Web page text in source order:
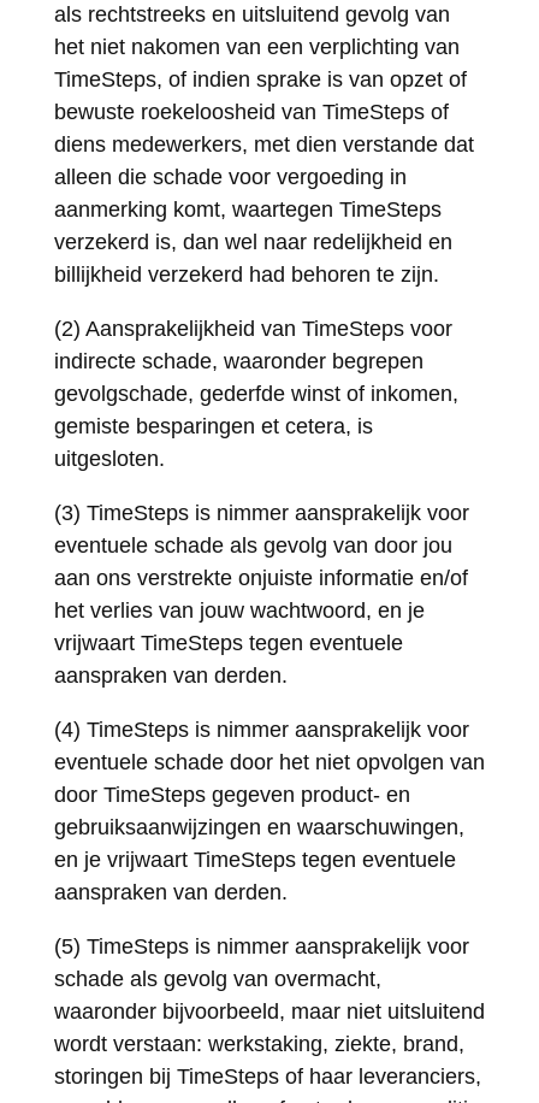
als rechtstreeks en uitsluitend gevolg van
het niet nakomen van een verplichting van
TimeSteps, of indien sprake is van opzet of
bewuste roekeloosheid van TimeSteps of
diens medewerkers, met dien verstande dat
alleen die schade voor vergoeding in
aanmerking komt, waartegen TimeSteps
verzekerd is, dan wel naar redelijkheid en
billijkheid verzekerd had behoren te zijn.
(2) Aansprakelijkheid van TimeSteps voor
indirecte schade, waaronder begrepen
gevolgschade, gederfde winst of inkomen,
gemiste besparingen et cetera, is
uitgesloten.
(3) TimeSteps is nimmer aansprakelijk voor
eventuele schade als gevolg van door jou
aan ons verstrekte onjuiste informatie en/of
het verlies van jouw wachtwoord, en je
vrijwaart TimeSteps tegen eventuele
aanspraken van derden.
(4) TimeSteps is nimmer aansprakelijk voor
eventuele schade door het niet opvolgen van
door TimeSteps gegeven product- en
gebruiksaanwijzingen en waarschuwingen,
en je vrijwaart TimeSteps tegen eventuele
aanspraken van derden.
(5) TimeSteps is nimmer aansprakelijk voor
schade als gevolg van overmacht,
waaronder bijvoorbeeld, maar niet uitsluitend
wordt verstaan: werkstaking, ziekte, brand,
storingen bij TimeSteps of haar leveranciers,